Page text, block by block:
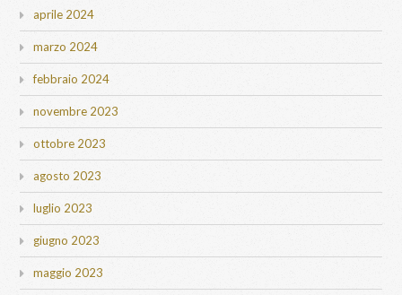
aprile 2024
marzo 2024
febbraio 2024
novembre 2023
ottobre 2023
agosto 2023
luglio 2023
giugno 2023
maggio 2023